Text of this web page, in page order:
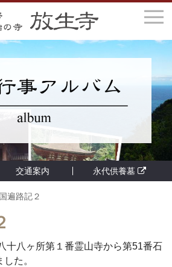
交通案内 永代供養墓
遍路記２
十八ヶ所第１番霊山寺から第51番石
た。